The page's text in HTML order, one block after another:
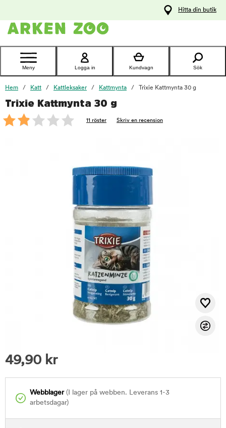
Kontakta
Hitta din butik
Meny Logga in Kundvagn Sök
Hem Katt Kattleksaker Kattmynta Trixie Kattmynta 30 g
Trixie Kattmynta 30 g
11 röster Skriv en recension
49,90 kr
Webblager(I lager på webben. Leverans 1-3
arbetsdagar)
foo